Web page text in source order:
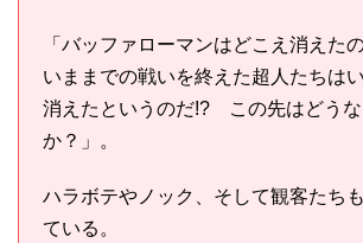
「バッファローマンはどこえ消えた
いままでの戦いを終えた超人たちは
消えたというのだ!? この先はどう
か？」。
ハラボテやノック、そして観客たち
ている。